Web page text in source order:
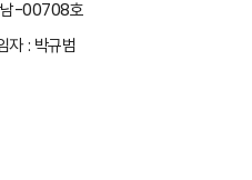
남-00708호
: 박규범